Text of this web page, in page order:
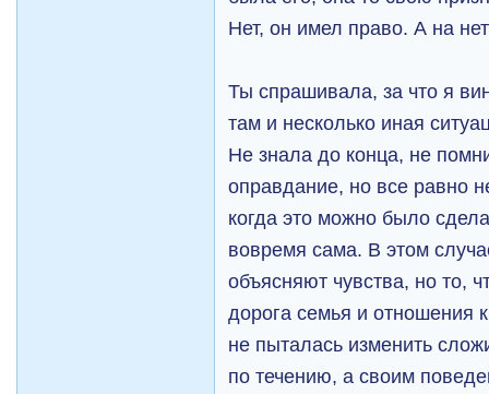
Нет, он имел право. А на
Ты спрашивала, за что я
там и несколько иная
Не знала до конца, не
оправдание, но все равно
когда это можно было
вовремя сама. В этом
объясняют чувства, но то,
дорога семья и отношения
не пыталась изменить
по течению, а своим